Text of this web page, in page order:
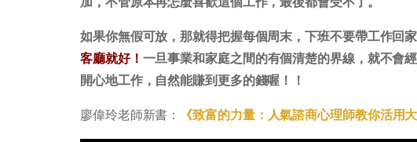
如果你無假可放，那就得把握每個周末，下班不要帶工作回
客廳就好！ 一旦事業和家庭之間的有個清楚的界線，就不會
開心地工作，自然能賺到更多的錢喔！！
廖偉玲老師新書： 《致富的力量：人氣諮商心理師教你活用大